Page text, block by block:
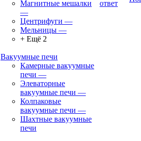
Магнитные мешалки
—
Центрифуги —
Мельницы —
+ Ещё 2
Вакуумные печи
Камерные вакуумные
печи —
Элеваторные
вакуумные печи —
Колпаковые
вакуумные печи —
Шахтные вакуумные
печи
ответ